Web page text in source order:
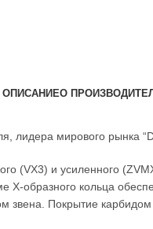
ОПИСАНИЕО
лидера мирового рынка
(VX3) и усиленного
образного кольца
звена. Покрытие